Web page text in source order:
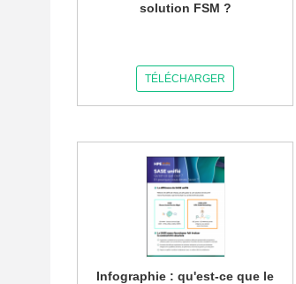
solution FSM ?
TÉLÉCHARGER
Infographie : qu'est-ce que le